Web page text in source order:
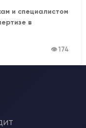
и специалистом
в
👁 174